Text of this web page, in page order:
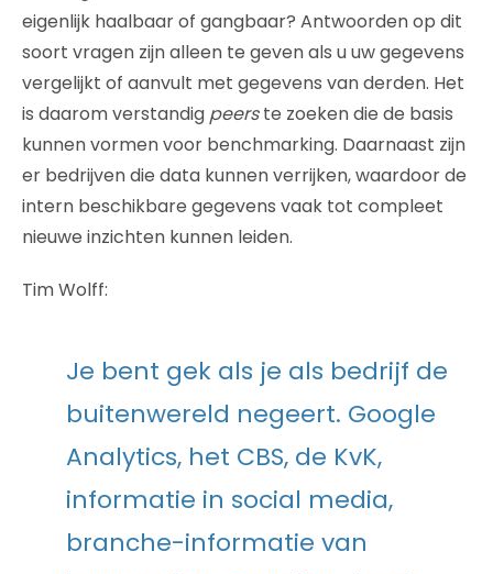
eigenlijk haalbaar of gangbaar? Antwoorden op dit
soort vragen zijn alleen te geven als u uw gegevens
vergelijkt of aanvult met gegevens van derden. Het
is daarom verstandig peerste zoeken die de basis
kunnen vormen voor benchmarking. Daarnaast zijn
er bedrijven die data kunnen verrijken, waardoor de
intern beschikbare gegevens vaak tot compleet
nieuwe inzichten kunnen leiden.
Tim Wolff:
Je bent gek als je als bedrijf de
buitenwereld negeert. Google
Analytics, het CBS, de KvK,
informatie in social media,
branche-informatie van